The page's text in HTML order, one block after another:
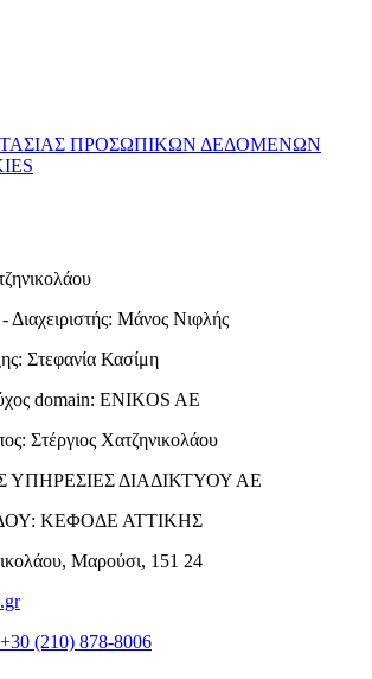
ΠΡΟΣΩΠΙΚΩΝ ΔΕΔΟΜΕΝΩΝ
Διαχειριστής: Μάνος Νιφλής
Στεφανία Κασίμη
domain: ENIKOS AE
Στέργιος Χατζηνικολάου
ΥΠΗΡΕΣΙΕΣ ΔΙΑΔΙΚΤΥΟΥ ΑΕ
ΚΕΦΟΔΕ ΑΤΤΙΚΗΣ
Μαρούσι, 151 24
+30 (210) 878-8006